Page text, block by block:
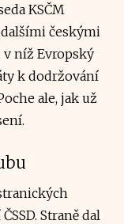
KSČM
českými
v níž Evropský
k dodržování
ale, jak už
Straně dal